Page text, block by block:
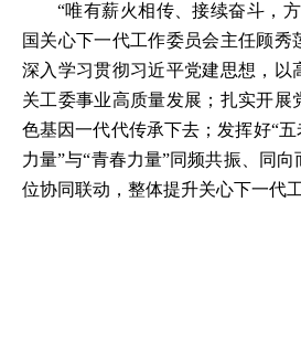
“唯有薪火相传、接续奋斗，
国关心下一代工作委员会主任顾秀
深入学习贯彻习近平党建思想，以
关工委事业高质量发展；扎实开展
色基因一代代传承下去；发挥好“
力量”与“青春力量”同频共振、同
位协同联动，整体提升关心下一代